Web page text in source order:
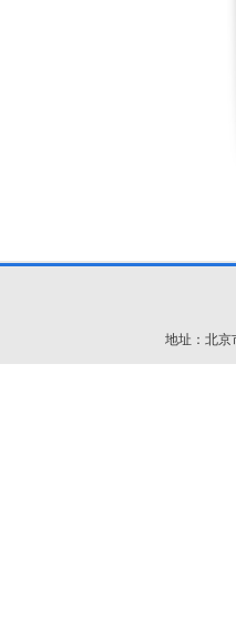
地址：北京